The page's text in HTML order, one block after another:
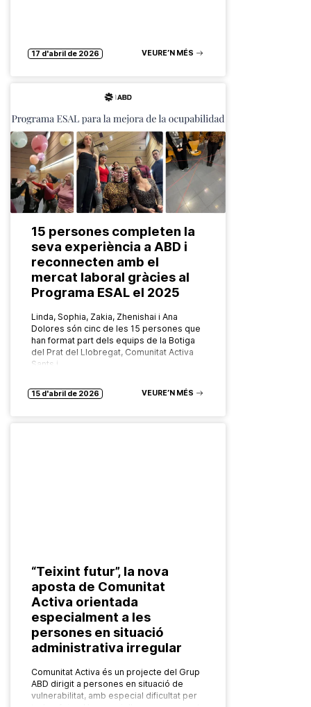
17 d'abril de 2026 VEURE’N MÉS
15 persones completen la
seva experiència a ABD i
reconnecten amb el
mercat laboral gràcies al
Programa ESAL el 2025
Linda, Sophia, Zakia, Zhenishai i Ana
Dolores són cinc de les 15 persones que
han format part dels equips de la Botiga
del Prat del Llobregat, Comunitat Activa
Sants i…
15 d'abril de 2026 VEURE’N MÉS
“Teixint futur”, la nova
aposta de Comunitat
Activa orientada
especialment a les
persones en situació
administrativa irregular
Comunitat Activa és un projecte del Grup
ABD dirigit a persones en situació de
vulnerabilitat, amb especial dificultat per